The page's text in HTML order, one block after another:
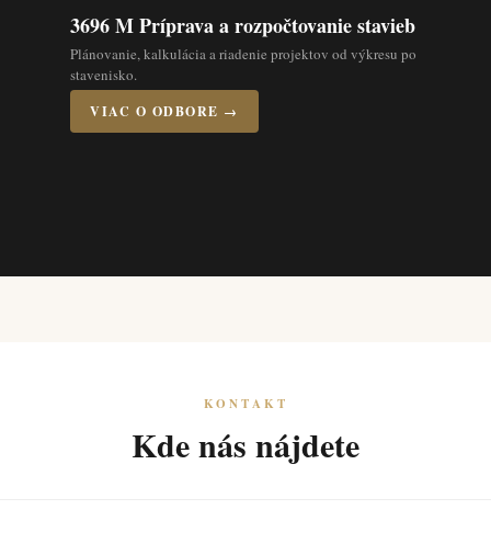
3696 M Príprava a rozpočtovanie stavieb
Plánovanie, kalkulácia a riadenie projektov od výkresu po
stavenisko.
VIAC O ODBORE →
KONTAKT
Kde nás nájdete